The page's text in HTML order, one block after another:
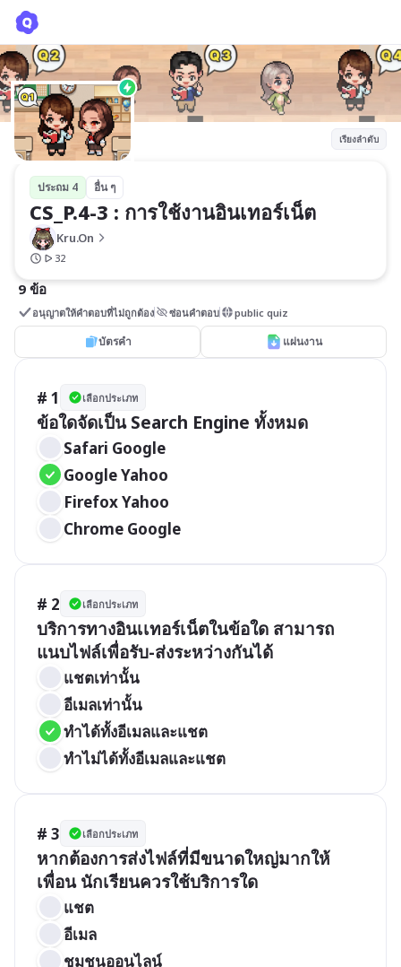
เรียงลำดับ
ประถม 4 อื่น ๆ
CS_P.4-3 : การใช้งานอินเทอร์เน็ต
Kru.On
32
9 ข้อ
อนุญาตให้คำตอบที่ไม่ถูกต้อง ซ่อนคำตอบ public quiz
บัตรคำ แผ่นงาน
# 1 เลือกประเภท
ข้อใดจัดเป็น Search Engine ทั้งหมด
Safari Google
Google Yahoo
Firefox Yahoo
Chrome Google
# 2 เลือกประเภท
บริการทางอินเเทอร์เน็ตในข้อใด สามารถ
แนบไฟล์เพื่อรับ-ส่งระหว่างกันได้
แชตเท่านั้น
อีเมลเท่านั้น
ทำได้ทั้งอีเมลและแชต
ทำไม่ได้ทั้งอีเมลและแชต
# 3 เลือกประเภท
หากต้องการส่งไฟล์ที่มีขนาดใหญ่มากให้
เพื่อน นักเรียนควรใช้บริการใด
แชต
อีเมล
ชุมชนออนไลน์